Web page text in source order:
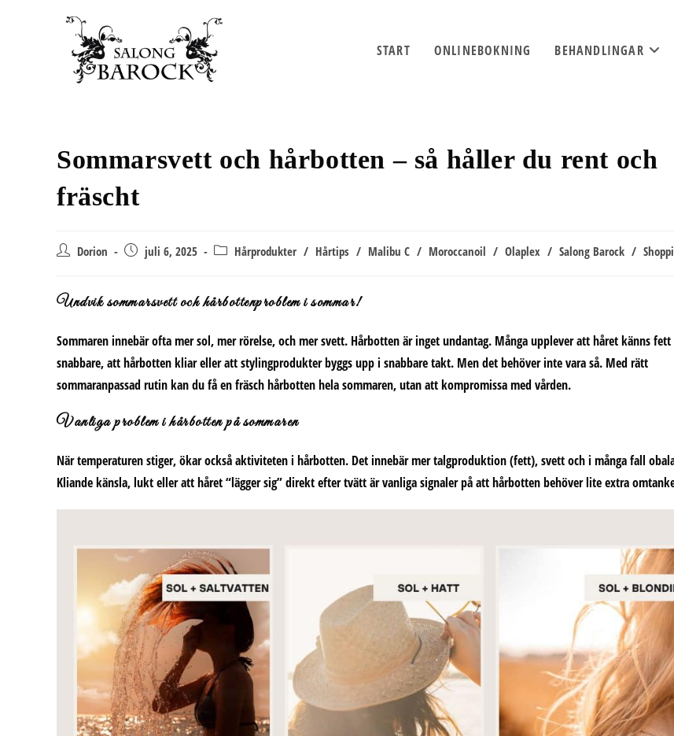
START ONLINEBOKNING BEHANDLINGAR
Sommarsvett och hårbotten – så håller du rent och
fräscht
Inläggsförfattare:
Dorion
Inläggetjuli 6, 2025 Inläggskategori:
Hårprodukter / Hårtips / Malibu C / Moroccanoil / Olaplex / Salong Barock /
Undvik sommarsvett och hårbottenproblem i sommar!
Sommaren innebär ofta mer sol, mer rörelse, och mer svett. Hårbotten är inget undantag. Många upplever att håret känns fett
snabbare, att hårbotten kliar eller att stylingprodukter byggs upp i snabbare takt. Men det behöver inte vara så. Med rätt
sommaranpassad rutin kan du få enfräsch hårbotten hela sommaren, utan att kompromissa med vården.
Vanliga problem i hårbotten på sommaren
När temperaturen stiger, ökar också aktiviteten i hårbotten. Det innebär mer talgproduktion (fett), svett och i många fall
Kliande känsla, lukt eller att håret “lägger sig” direkt efter tvätt är vanliga signaler på att hårbotten behöver lite extra